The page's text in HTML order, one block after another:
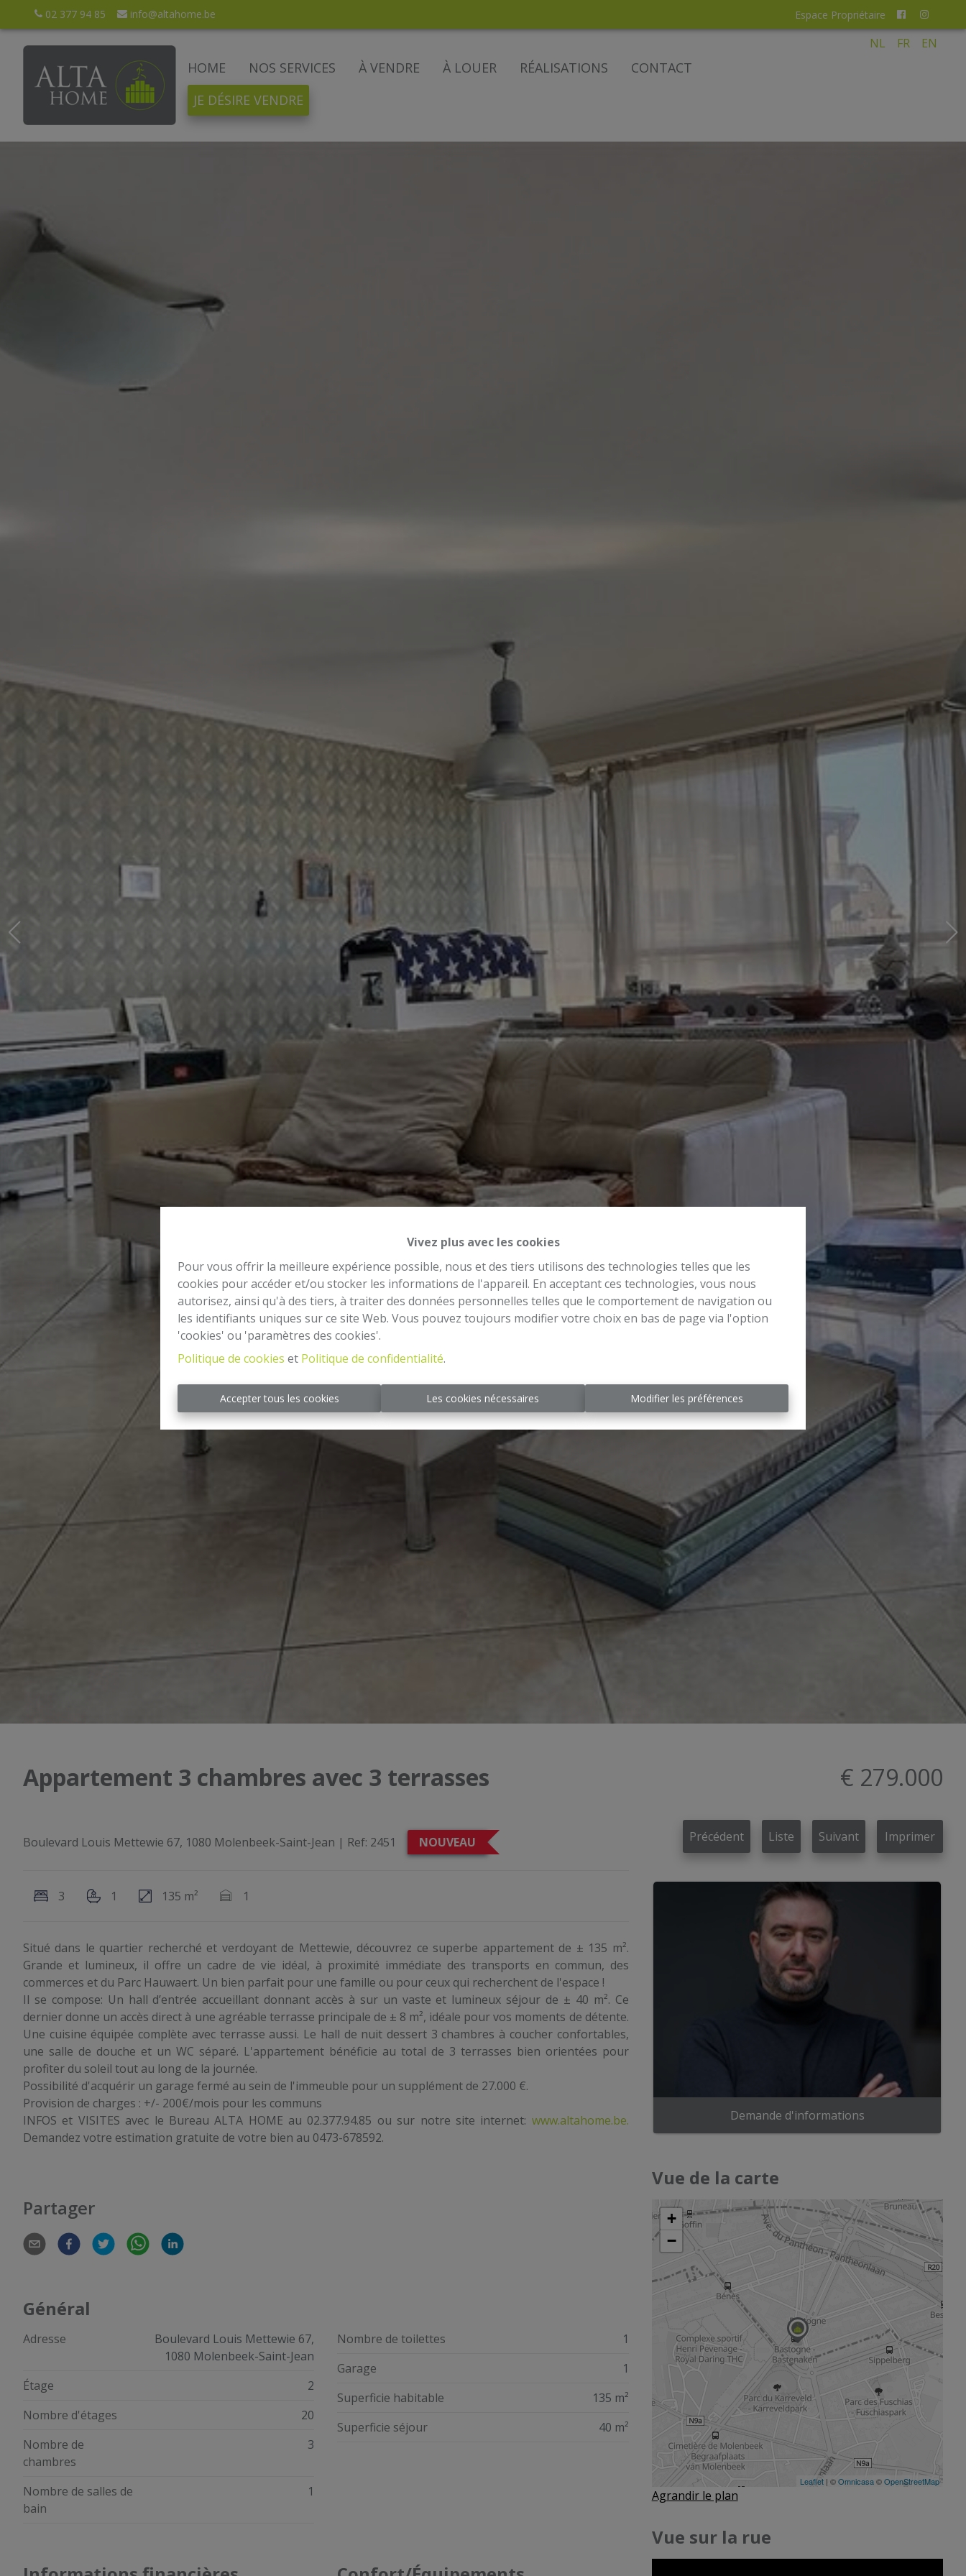
Vivez plus avec les cookies
Pour vous offrir la meilleure expérience possible, nous et des tiers utilisons des technologies telles que les
cookies pour accéder et/ou stocker les informations de l'appareil. En acceptant ces technologies, vous nous
autorisez, ainsi qu'à des tiers, à traiter des données personnelles telles que le comportement de navigation ou
les identifiants uniques sur ce site Web. Vous pouvez toujours modifier votre choix en bas de page via l'option
'cookies' ou 'paramètres des cookies'.
Politique de cookies et Politique de confidentialité.
Accepter tous les cookies Les cookies nécessaires Modifier les préférences
02 377 94 85 info@altahome.be Espace Propriétaire
HOME NOS SERVICES À VENDRE À LOUER RÉALISATIONS
CONTACT
JE DÉSIRE VENDRE
NL FR EN
Appartement 3 chambres avec 3 terrasses € 279.000
Boulevard Louis Mettewie 67, 1080 Molenbeek-Saint-Jean | Ref: 2451 NOUVEAU Précédent Liste Suivant Imprimer
3 1 135 m² 1
Situé dans le quartier recherché et verdoyant de Mettewie, découvrez ce superbe appartement de ± 135 m².
Grande et lumineux, il offre un cadre de vie idéal, à proximité immédiate des transports en commun, des
commerces et du Parc Hauwaert. Un bien parfait pour une famille ou pour ceux qui recherchent de l'espace !
Il se compose: Un hall d’entrée accueillant donnant accès à sur un vaste et lumineux séjour de ± 40 m². Ce
dernier donne un accès direct à une agréable terrasse principale de ± 8 m², idéale pour vos moments de détente.
Une cuisine équipée complète avec terrasse aussi. Le hall de nuit dessert 3 chambres à coucher confortables,
une salle de douche et un WC séparé. L'appartement bénéficie au total de 3 terrasses bien orientées pour
profiter du soleil tout au long de la journée.
Possibilité d'acquérir un garage fermé au sein de l'immeuble pour un supplément de 27.000 €.
Provision de charges : +/- 200€/mois pour les communs
INFOS et VISITES avec le Bureau ALTA HOME au 02.377.94.85 ou sur notre site internet: www.altahome.be.
Demandez votre estimation gratuite de votre bien au 0473-678592.
Partager
Général
Adresse
Boulevard Louis Mettewie 67,
1080 Molenbeek-Saint-Jean
Étage
2
Nombre d'étages
20
Nombre de
chambres
3
Nombre de salles de
bain
1
Nombre de toilettes
1
Garage
1
Superficie habitable
135 m²
Superficie séjour
40 m²
Demande d'informations
Vue de la carte
Agrandir le plan
Vue sur la rue